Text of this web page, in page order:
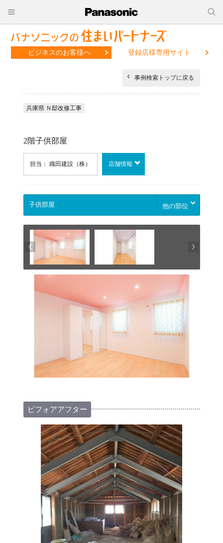
ビジネスのお客様へ 登録店様専用サイト
事例検索トップに戻る
兵庫県 Ｎ邸改修工事
2階子供部屋
担当： 織田建設（株） 店舗情報
他の部位
ビフォアアフター